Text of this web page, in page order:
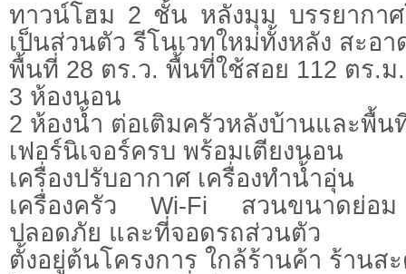
ทาวน์โฮม 2 ชั้น หลังมุม บรรยากา
เป็นส่วนตัว รีโนเวทใหม่ทั้งหลัง สะอ
พื้นที่ 28 ตร.ว. พื้นที่ใช้สอย 112 ตร.ม
3 ห้องนอน
2 ห้องน้ำ ต่อเติมครัวหลังบ้านและพื้น
เฟอร์นิเจอร์ครบ พร้อมเตียงนอน
เครื่องปรับอากาศ เครื่องทำน้ำอุ่น
เครื่องครัว Wi-Fi สวนขนาดย่อ
ปลอดภัย และที่จอดรถส่วนตัว
ตั้งอยู่ต้นโครงการ ใกล้ร้านค้า ร้านส